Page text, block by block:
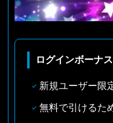
ログインボーナ
新規ユーザー限
無料で引けるた